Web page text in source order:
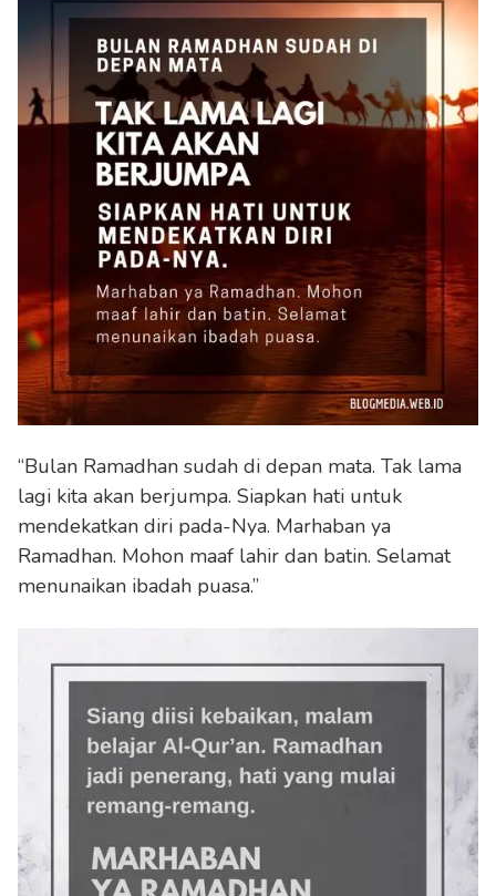
“Bulan Ramadhan sudah di depan mata. Tak lama
lagi kita akan berjumpa. Siapkan hati untuk
mendekatkan diri pada-Nya. Marhaban ya
Ramadhan. Mohon maaf lahir dan batin. Selamat
menunaikan ibadah puasa.”